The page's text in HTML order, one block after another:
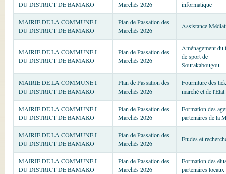
DU DISTRICT DE BAMAKO
Marchés 2026
informatique
MAIRIE DE LA COMMUNE I
DU DISTRICT DE BAMAKO
Plan de Passation des
Marchés 2026
Assistance
MAIRIE DE LA COMMUNE I
DU DISTRICT DE BAMAKO
Plan de Passation des
Marchés 2026
Aménagement du
de sport de
Sourakabougou
MAIRIE DE LA COMMUNE I
DU DISTRICT DE BAMAKO
Plan de Passation des
Marchés 2026
Fourniture des
marché et de
MAIRIE DE LA COMMUNE I
DU DISTRICT DE BAMAKO
Plan de Passation des
Marchés 2026
Formation des
partenaires de la
MAIRIE DE LA COMMUNE I
DU DISTRICT DE BAMAKO
Plan de Passation des
Marchés 2026
Etudes et
MAIRIE DE LA COMMUNE I
DU DISTRICT DE BAMAKO
Plan de Passation des
Marchés 2026
Formation des
partenaires locaux